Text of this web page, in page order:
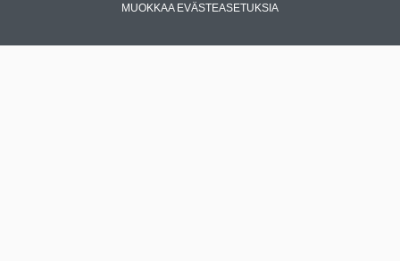
MUOKKAA EVÄSTEASETUKSIA